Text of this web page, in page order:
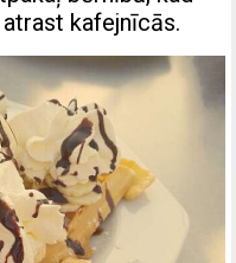
kafejnīcās.